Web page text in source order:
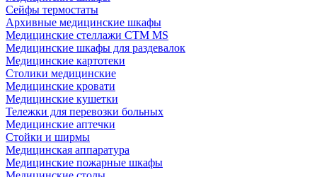
Сейфы термостаты
Архивные медицинские шкафы
Медицинские стеллажи CTM MS
Медицинские шкафы для раздевалок
Медицинские картотеки
Столики медицинские
Медицинские кровати
Медицинские кушетки
Тележки для перевозки больных
Медицинские аптечки
Стойки и ширмы
Медицинская аппаратура
Медицинские пожарные шкафы